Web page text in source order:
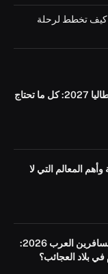
السياحة في الهند للمسافرين العرب 2026: كيف تخطط لرحلة
دليل تصريح الإقامة في إيطاليا 2027: كل ما تحتاج
المعالم التي لا
دليل السياحة في الهند للمسافرين العرب 2026:
بلاد العجائب؟